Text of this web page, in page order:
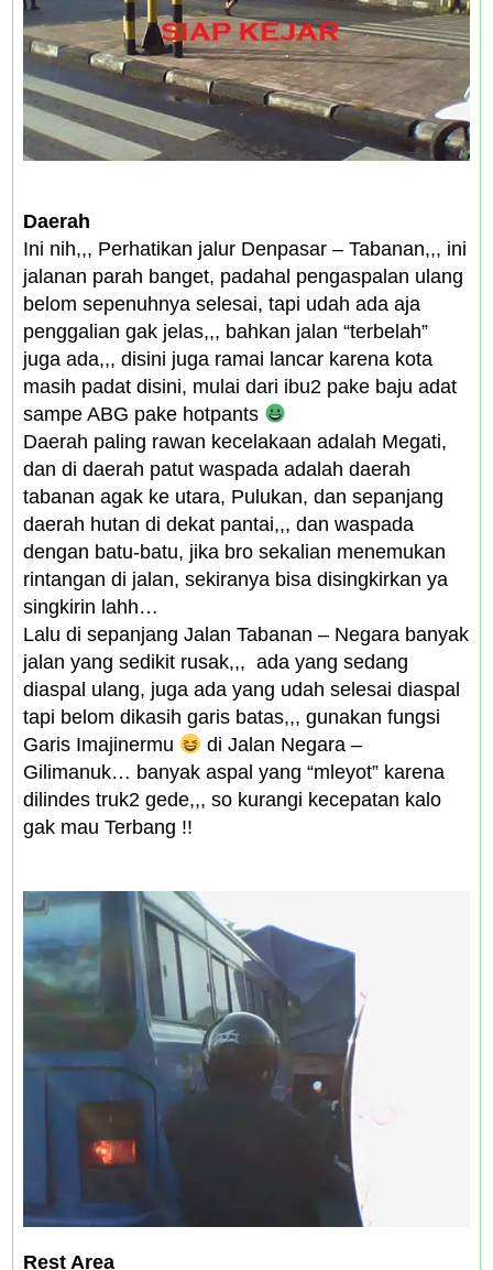
Daerah
Ini nih,,, Perhatikan jalur Denpasar – Tabanan,,, ini
jalanan parah banget, padahal pengaspalan ulang
belom sepenuhnya selesai, tapi udah ada aja
penggalian gak jelas,,, bahkan jalan “terbelah”
juga ada,,, disini juga ramai lancar karena kota
masih padat disini, mulai dari ibu2 pake baju adat
sampe ABG pake hotpants
Daerah paling rawan kecelakaan adalah Megati,
dan di daerah patut waspada adalah daerah
tabanan agak ke utara, Pulukan, dan sepanjang
daerah hutan di dekat pantai,,, dan waspada
dengan batu-batu, jika bro sekalian menemukan
rintangan di jalan, sekiranya bisa disingkirkan ya
singkirin lahh…
Lalu di sepanjang Jalan Tabanan – Negara banyak
jalan yang sedikit rusak,,, ada yang sedang
diaspal ulang, juga ada yang udah selesai diaspal
tapi belom dikasih garis batas,,, gunakan fungsi
Garis Imajinermu
di Jalan Negara –
Gilimanuk… banyak aspal yang “mleyot” karena
dilindes truk2 gede,,, so kurangi kecepatan kalo
gak mau Terbang !!
Rest Area